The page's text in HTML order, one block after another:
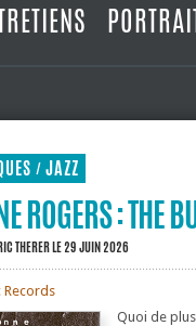
/ JAZZ
ROGERS : THE
THERERLE 29 JUIN 2026
Records
Quoi de